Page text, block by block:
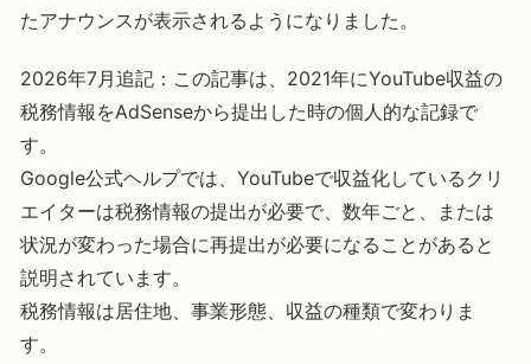
たアナウンスが表示されるようになりました。
2026年7月追記：この記事は、2021年にYouTube収益の
税務情報をAdSenseから提出した時の個人的な記録で
す。
Google公式ヘルプでは、YouTubeで収益化しているクリ
エイターは税務情報の提出が必要で、数年ごと、または
状況が変わった場合に再提出が必要になることがあると
説明されています。
税務情報は居住地、事業形態、収益の種類で変わりま
す。